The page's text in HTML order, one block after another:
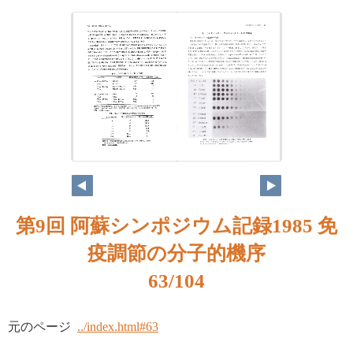
第9回 阿蘇シンポジウム記録1985 免
疫調節の分子的機序
63/104
元のページ ../index.html#63